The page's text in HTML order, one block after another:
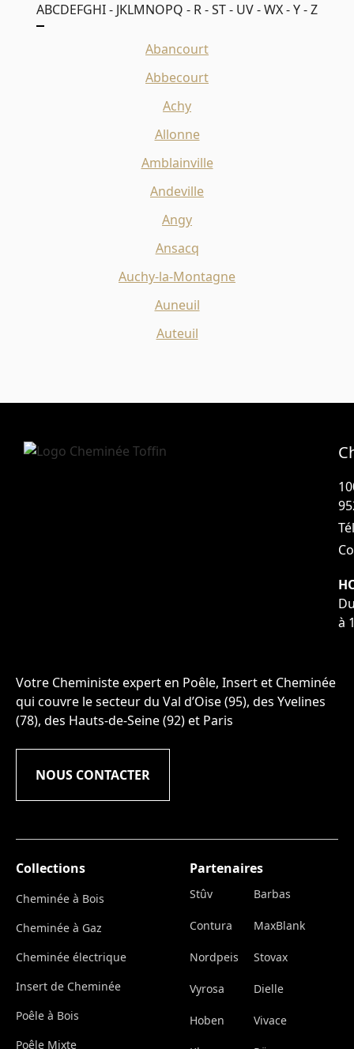
ABCDEFGHI - JKLMNOPQ - R - ST - UV - WX - Y - Z
Abancourt
Abbecourt
Achy
Allonne
Amblainville
Andeville
Angy
Ansacq
Auchy-la-Montagne
Auneuil
Auteuil
à
Votre Cheministe expert en Poêle, Insert et Cheminée
qui couvre le secteur du Val d’Oise (95), des Yvelines
(78), des Hauts-de-Seine (92) et Paris
NOUS CONTACTER
Collections
Cheminée à Bois
Cheminée à Gaz
Cheminée électrique
Insert de Cheminée
Poêle à Bois
Poêle Mixte
Partenaires
Stûv Barbas
Contura MaxBlank
Nordpeis Stovax
Vyrosa Dielle
Hoben Vivace